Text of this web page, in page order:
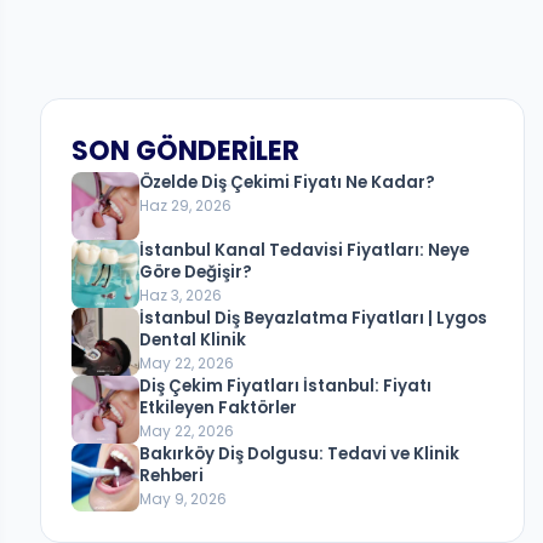
SON GÖNDERILER
Özelde Diş Çekimi Fiyatı Ne Kadar?
Haz 29, 2026
İstanbul Kanal Tedavisi Fiyatları: Neye
Göre Değişir?
Haz 3, 2026
İstanbul Diş Beyazlatma Fiyatları | Lygos
Dental Klinik
May 22, 2026
Diş Çekim Fiyatları İstanbul: Fiyatı
Etkileyen Faktörler
May 22, 2026
Bakırköy Diş Dolgusu: Tedavi ve Klinik
Rehberi
May 9, 2026